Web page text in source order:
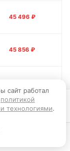
45 496 ₽
45 856 ₽
56 701₽
сайт работал
политикой
технологиями.